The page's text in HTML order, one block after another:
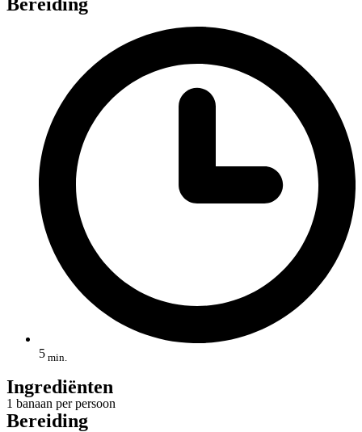
5 min.
Ingrediënten
1 banaan per persoon
Bereiding